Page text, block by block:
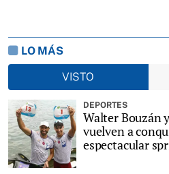
LO MÁS
VISTO
DEPORTES
Walter Bouzán
vuelven a
espectacular